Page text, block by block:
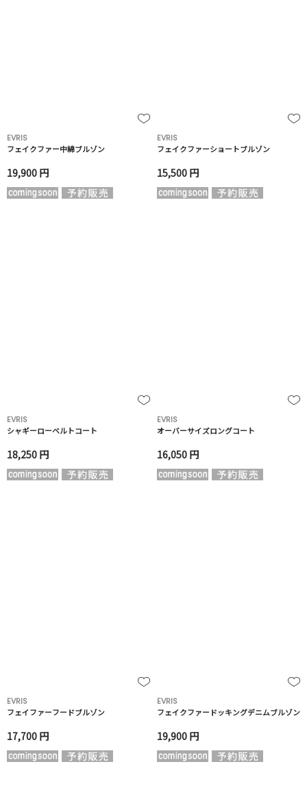
EVRIS
フェイクファー中綿ブルゾン
19,900 円
EVRIS
フェイクファーショートブルゾン
15,500 円
EVRIS
シャギーローベルトコート
18,250 円
EVRIS
オーバーサイズロングコート
16,050 円
EVRIS
フェイファーフードブルゾン
17,700 円
EVRIS
フェイクファードッキングデニムブルゾン
19,900 円